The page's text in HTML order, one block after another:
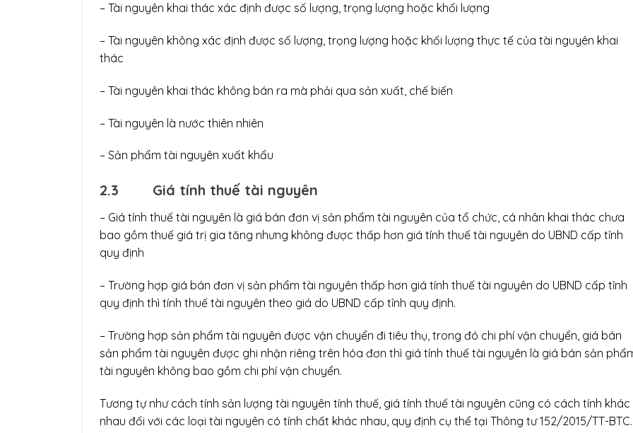
– Tài nguyên khai thác xác định được số lượng, trọng lượng hoặc khối lượng
– Tài nguyên không xác định được số lượng, trọng lượng hoặc khối lượng thực tế của tài nguyên khai
thác
– Tài nguyên khai thác không bán ra mà phải qua sản xuất, chế biến
– Tài nguyên là nước thiên nhiên
– Sản phẩm tài nguyên xuất khẩu
2.3 Giá tính thuế tài nguyên
– Giá tính thuế tài nguyên là giá bán đơn vị sản phẩm tài nguyên của tổ chức, cá nhân khai thác chưa
bao gồm thuế giá trị gia tăng nhưng không được thấp hơn giá tính thuế tài nguyên do UBND cấp tỉnh
quy định
– Trường hợp giá bán đơn vị sản phẩm tài nguyên thấp hơn giá tính thuế tài nguyên do UBND cấp tỉnh
quy định thì tính thuế tài nguyên theo giá do UBND cấp tỉnh quy định.
– Trường hợp sản phẩm tài nguyên được vận chuyển đi tiêu thụ, trong đó chi phí vận chuyển, giá bán
sản phẩm tài nguyên được ghi nhận riêng trên hóa đơn thì giá tính thuế tài nguyên là giá bán sản
tài nguyên không bao gồm chi phí vận chuyển.
Tương tự như cách tính sản lượng tài nguyên tính thuế, giá tính thuế tài nguyên cũng có cách tính khác
nhau đối với các loại tài nguyên có tính chất khác nhau, quy định cụ thể tại Thông tư 152/2015/TT-BTC.